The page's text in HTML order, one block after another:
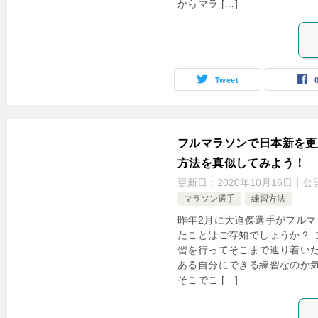
からマラ […]
Tweet
フルマラソンで日本新を
方法を真似してみよう！
更新日： 2020年10月16日 公
マラソン選手 練習方法
昨年2月に大迫傑選手がフル
たことはご存知でしょうか？
習を行ってそこまで辿り着い
ある自分にできる練習なのか
そこでこ […]